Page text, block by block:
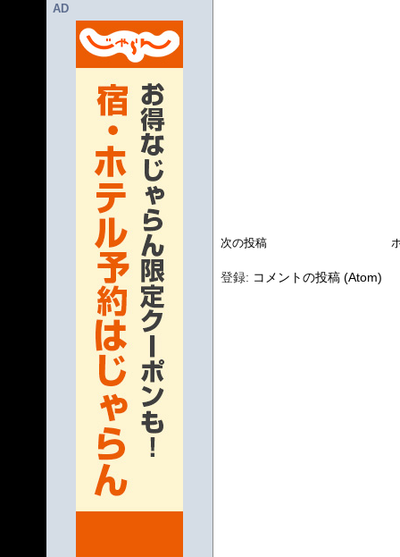
AD
次の投稿
登録: コメントの投稿 (Atom)